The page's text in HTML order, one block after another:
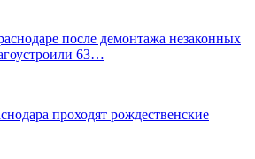
после демонтажа незаконных
63…
проходят рождественские